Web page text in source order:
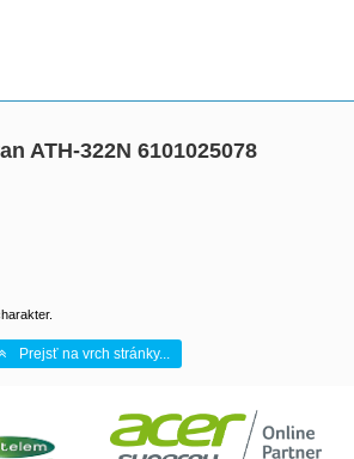
ATH-322N 6101025078
Prejsť na vrch stránky...